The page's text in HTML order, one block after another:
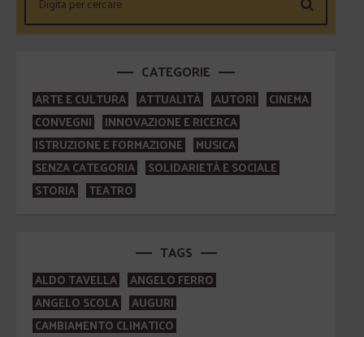
CATEGORIE
ARTE E CULTURA ATTUALITÀ AUTORI
CINEMA
CONVEGNI
INNOVAZIONE E RICERCA
ISTRUZIONE E FORMAZIONE
MUSICA
SENZA CATEGORIA
SOLIDARIETÀ E SOCIALE
STORIA
TEATRO
TAGS
ALDO TAVELLA
ANGELO FERRO
ANGELO SCOLA
AUGURI
CAMBIAMENTO CLIMATICO